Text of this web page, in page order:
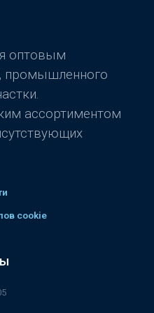
оптовым
промышленного
ассортиментом
cookie